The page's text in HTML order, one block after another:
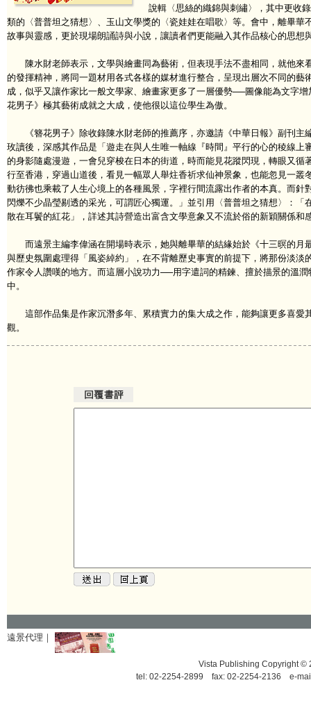
說輯〈思絲的織錦與刺繡〉，其中更收
類的〈普普坦之猜想〉、玉山文學獎的〈瓷娃娃在唱歌〉等。會中，離畢華
故事與靈感，更於現場朗誦詩與小說，讓讀者們更能融入其作品核心的思想
陳水財老師表示，文學與繪畫同為藝術，但表現手法不盡相同，就他來
的發揮精神，將同一題材用各式各樣的媒材進行整合，呈現出層次不同的藝
成，似乎又讓作家比一般文學家、繪畫家更多了一層優勢──圖像能為文字
花男子》極其藝術成就之大成，使他很以這位學生為傲。
《簪花男子》除收錄陳水財老師的推薦序，亦邀請《中華日報》副刊主
玫讀後，深感其作品是「遊走在與人生唯一軸線『時間』平行的心的稜線上
的身影隨處漫遊，一會兒穿梭在日本的街道，時而能見花蹤閃現，轉眼又循
行至香港，穿過山道後，看見一幅眾人舉炷香祈求仙神景象，也能忽見一
動彷彿也乘載了人生心境上的各種風景，字裡行間流露出作者的本真。而針
閃爍不少晶瑩剔透的采光，可謂匠心獨運。」並引用〈普普坦之猜想〉：「
散在耳鬢的紅花」，詳述其詩營造出富含文學意象又不流於俗的新穎關係和
而遠景主編李偉涵在開場時表示，她與離畢華的結緣始於《十三暝的月
與歷史氛圍處理得「風姿綽約」，在不背離歷史事實的前提下，將那份淡淡
作家令人讚嘆的地方。而這層小說功力──用字遣詞的精鍊、擅於描景的溫
中。
這部作品集是作家沉潛多年、累積實力的集大成之作，能夠讓更多喜愛
觀。
遠景代理｜
Vista Publishing Copyright ©
tel: 02-2254-2899 fax: 02-2254-2136 e-